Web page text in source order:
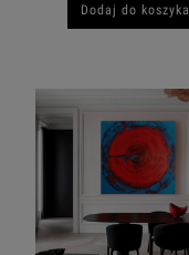
Dodaj do koszyka